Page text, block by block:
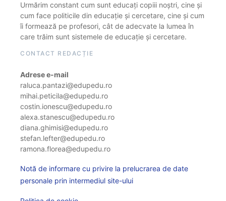
Urmărim constant cum sunt educați copiii noștri, cine și
cum face politicile din educație și cercetare, cine și cum
îi formează pe profesori, cât de adecvate la lumea în
care trăim sunt sistemele de educație și cercetare.
CONTACT REDACȚIE
Adrese e-mail
raluca.pantazi@edupedu.ro
mihai.peticila@edupedu.ro
costin.ionescu@edupedu.ro
alexa.stanescu@edupedu.ro
diana.ghimisi@edupedu.ro
stefan.lefter@edupedu.ro
ramona.florea@edupedu.ro
Notă de informare cu privire la prelucrarea de date
personale prin intermediul site-ului